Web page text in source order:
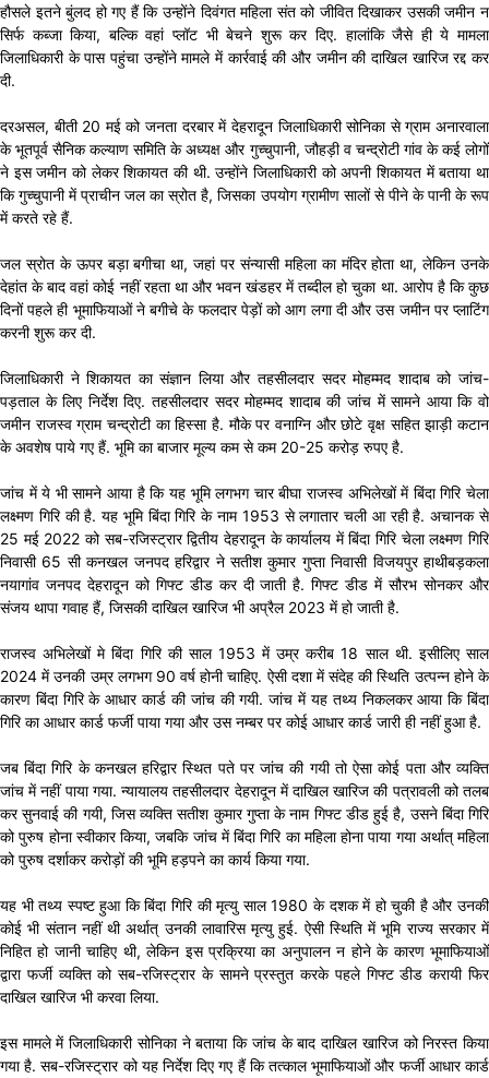
हौसले इतने बुंलद हो गए हैं कि उन्होंने दिवंगत महिला संत को जीवित दिखाकर उसकी जमीन न
सिर्फ कब्जा किया, बल्कि वहां प्लॉट भी बेचने शुरू कर दिए. हालांकि जैसे ही ये मामला
जिलाधिकारी के पास पहुंचा उन्होंने मामले में कार्रवाई की और जमीन की दाखिल खारिज रद्द कर
दी.
दरअसल, बीती 20 मई को जनता दरबार में देहरादून जिलाधिकारी सोनिका से ग्राम अनारवाला
के भूतपूर्व सैनिक कल्याण समिति के अध्यक्ष और गुच्चुपानी, जौहड़ी व चन्द्रोटी गांव के कई लोगों
ने इस जमीन को लेकर शिकायत की थी. उन्होंने जिलाधिकारी को अपनी शिकायत में बताया था
कि गुच्चुपानी में प्राचीन जल का स्रोत है, जिसका उपयोग ग्रामीण सालों से पीने के पानी के रूप
में करते रहे हैं.
जल स्रोत के ऊपर बड़ा बगीचा था, जहां पर संन्यासी महिला का मंदिर होता था, लेकिन उनके
देहांत के बाद वहां कोई नहीं रहता था और भवन खंडहर में तब्दील हो चुका था. आरोप है कि कुछ
दिनों पहले ही भूमाफियाओं ने बगीचे के फलदार पेड़ों को आग लगा दी और उस जमीन पर प्लाटिंग
करनी शुरू कर दी.
जिलाधिकारी ने शिकायत का संज्ञान लिया और तहसीलदार सदर मोहम्मद शादाब को जांच-
पड़ताल के लिए निर्देश दिए. तहसीलदार सदर मोहम्मद शादाब की जांच में सामने आया कि वो
जमीन राजस्व ग्राम चन्द्रोटी का हिस्सा है. मौके पर वनाग्नि और छोटे वृक्ष सहित झाड़ी कटान
के अवशेष पाये गए हैं. भूमि का बाजार मूल्य कम से कम 20-25 करोड़ रुपए है.
जांच में ये भी सामने आया है कि यह भूमि लगभग चार बीघा राजस्व अभिलेखों में बिंदा गिरि चेला
लक्ष्मण गिरि की है. यह भूमि बिंदा गिरि के नाम 1953 से लगातार चली आ रही है. अचानक से
25 मई 2022 को सब-रजिस्ट्रार द्वितीय देहरादून के कार्यालय में बिंदा गिरि चेला लक्ष्मण गिरि
निवासी 65 सी कनखल जनपद हरिद्वार ने सतीश कुमार गुप्ता निवासी विजयपुर हाथीबड़कला
नयागांव जनपद देहरादून को गिफ्ट डीड कर दी जाती है. गिफ्ट डीड में सौरभ सोनकर और
संजय थापा गवाह हैं, जिसकी दाखिल खारिज भी अप्रैल 2023 में हो जाती है.
राजस्व अभिलेखों मे बिंदा गिरि की साल 1953 में उम्र करीब 18 साल थी. इसीलिए साल
2024 में उनकी उम्र लगभग 90 वर्ष होनी चाहिए. ऐसी दशा में संदेह की स्थिति उत्पन्न होने के
कारण बिंदा गिरि के आधार कार्ड की जांच की गयी. जांच में यह तथ्य निकलकर आया कि बिंदा
गिरि का आधार कार्ड फर्जी पाया गया और उस नम्बर पर कोई आधार कार्ड जारी ही नहीं हुआ है.
जब बिंदा गिरि के कनखल हरिद्वार स्थित पते पर जांच की गयी तो ऐसा कोई पता और व्यक्ति
जांच में नहीं पाया गया. न्यायालय तहसीलदार देहरादून में दाखिल खारिज की पत्रावली को तलब
कर सुनवाई की गयी, जिस व्यक्ति सतीश कुमार गुप्ता के नाम गिफ्ट डीड हुई है, उसने बिंदा गिरि
को पुरुष होना स्वीकार किया, जबकि जांच में बिंदा गिरि का महिला होना पाया गया अर्थात् महिला
को पुरुष दर्शाकर करोड़ों की भूमि हड़पने का कार्य किया गया.
यह भी तथ्य स्पष्ट हुआ कि बिंदा गिरि की मृत्यु साल 1980 के दशक में हो चुकी है और उनकी
कोई भी संतान नहीं थी अर्थात् उनकी लावारिस मृत्यु हुई. ऐसी स्थिति में भूमि राज्य सरकार में
निहित हो जानी चाहिए थी, लेकिन इस प्रक्रिया का अनुपालन न होने के कारण भूमाफियाओं
द्वारा फर्जी व्यक्ति को सब-रजिस्ट्रार के सामने प्रस्तुत करके पहले गिफ्ट डीड करायी फिर
दाखिल खारिज भी करवा लिया.
इस मामले में जिलाधिकारी सोनिका ने बताया कि जांच के बाद दाखिल खारिज को निरस्त किया
गया है. सब-रजिस्ट्रार को यह निर्देश दिए गए हैं कि तत्काल भूमाफियाओं और फर्जी आधार कार्ड